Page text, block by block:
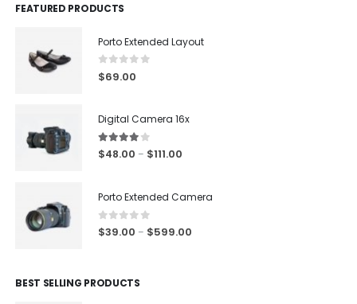
FEATURED PRODUCTS
Porto Extended Layout
0 out of 5
$69.00
Digital Camera 16x
4.00out of 5
$48.00 – $111.00
Porto Extended Camera
0out of 5
$39.00 – $599.00
BEST SELLING PRODUCTS